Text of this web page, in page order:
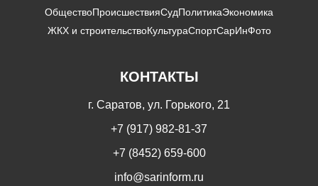
ОбществоПроисшествияСудПолитикаЭкономика
ЖКХ и строительствоКультураСпортСарИнФото
КОНТАКТЫ
г. Саратов, ул. Горького, 21
+7 (917) 982-81-37
+7 (8452) 659-600
info@sarinform.ru